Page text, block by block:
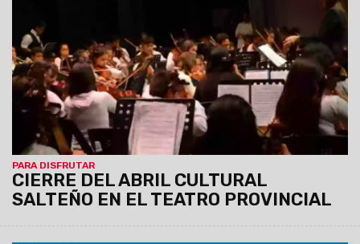
PARA DISFRUTAR
CIERRE DEL ABRIL CULTURAL
SALTEÑO EN EL TEATRO PROVINCIAL